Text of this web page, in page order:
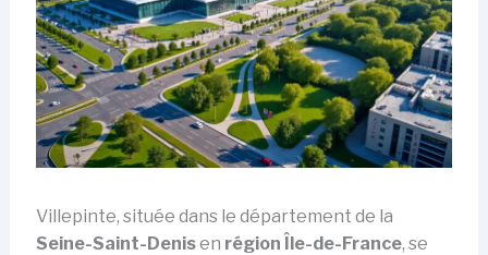
Villepinte, située dans le département de la
Seine-Saint-Denisen région Île-de-France, se